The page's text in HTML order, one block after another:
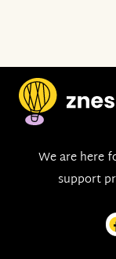
We are here
support